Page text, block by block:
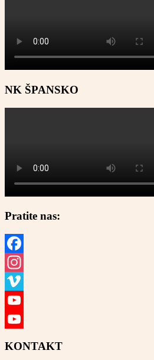
NK ŠPANSKO
Pratite nas:
Facebook
Instagram
Vimeo
YouTube
KONTAKT